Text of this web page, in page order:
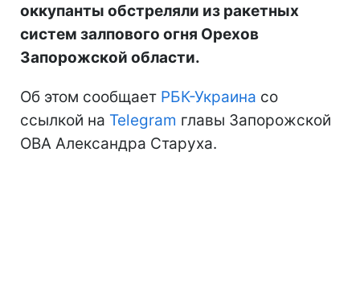
оккупанты обстреляли из ракетных
систем залпового огня Орехов
Запорожской области.
Об этом сообщает РБК-Украина со
ссылкой на Telegram главы Запорожской
ОВА Александра Старуха.